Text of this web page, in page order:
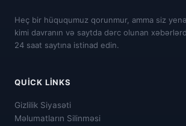
Heç bir hüququmuz qorunmur, amma siz
kimi davranın və saytda dərc olunan
24 saat saytına istinad edin.
QUICK LINKS
Gizlilik Siyasəti
Məlumatların Silinməsi